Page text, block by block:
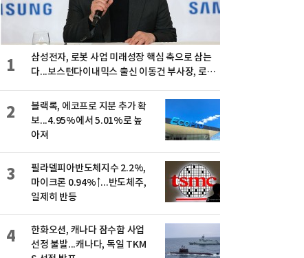
삼성전자, 로봇 사업 미래성장 핵심 축으로 삼는
다...보스턴다이내믹스 출신 이동건 부사장, 로보
1
블랙록, 에코프로 지분 추가 확
보...4.95%에서 5.01%로 높
아져
2
필라델피아반도체지수 2.2%,
마이크론 0.94%↑...반도체주,
일제히 반등
3
한화오션, 캐나다 잠수함 사업
선정 불발...캐나다, 독일 TKM
4